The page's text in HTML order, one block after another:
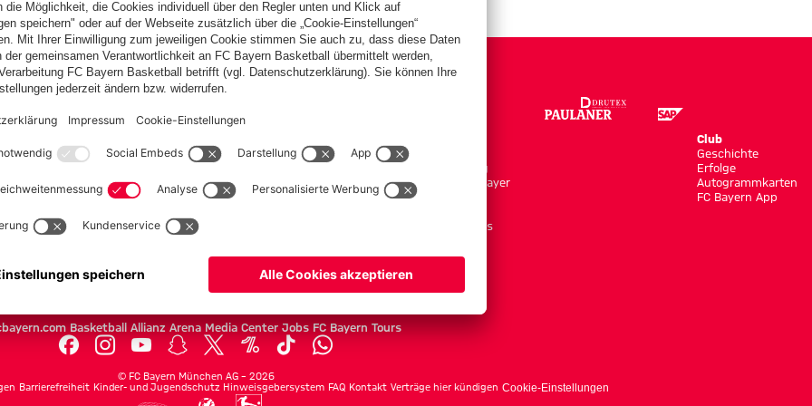
Sarr:
„Das
ist der
Traum
eines
Fußballers“
PARTNER
Herren
Amateure
U19
Bekleidung
Shop by Player
Accessoires
Club
Geschichte
Erfolge
Autogrammkarten
FC Bayern App
Basketball Allianz Arena Media Center Jobs FC Bayern Tours
© FC Bayern München AG – 2026
Barrierefreiheit Kinder- und Jugendschutz Hinweisgebersystem FAQ Kontakt Verträge hier kündigen Cookie-Einstellungen